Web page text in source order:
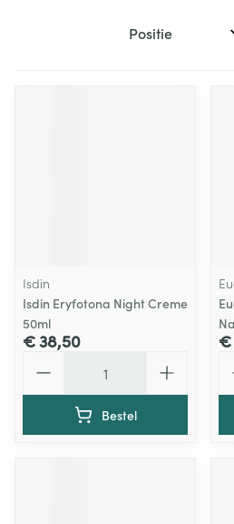
Sorteer op:
Isdin
Isdin Eryfotona Night Creme
50ml
€ 38,50
Bestel
€